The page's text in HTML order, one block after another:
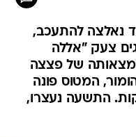
נאלצה להתעכב,
בלגים צעק "אללה
של פצצה
המטוס פונה
התשעה נעצרו,